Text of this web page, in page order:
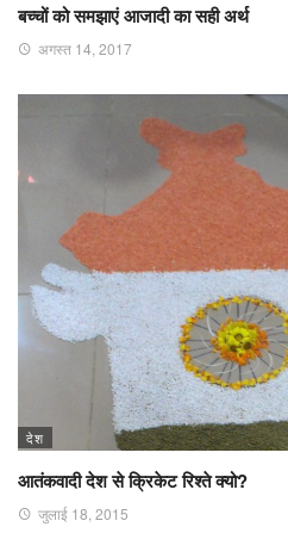
बच्चों को समझाएं आजादी का सही अर्थ
अगस्त 14, 2017
देश
आतंकवादी देश से क्रिकेट रिश्ते क्यो?
जुलाई 18, 2015